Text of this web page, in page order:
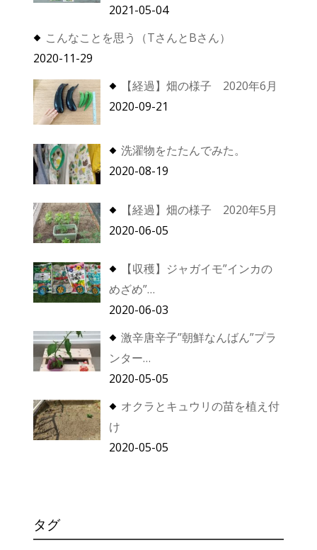
2021-05-04
こんなことを思う（TさんとBさん）
2020-11-29
【経過】畑の様子 2020年6月
2020-09-21
洗濯物をたたんでみた。
2020-08-19
【経過】畑の様子 2020年5月
2020-06-05
【収穫】ジャガイモ”インカの
めざめ”…
2020-06-03
激辛唐辛子”朝鮮なんばん”プラ
ンター…
2020-05-05
オクラとキュウリの苗を植え付
け
2020-05-05
タグ